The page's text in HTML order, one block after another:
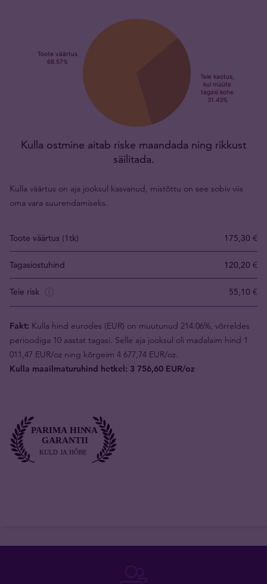
Kulla ostmine aitab riske maandada ning rikkust
säilitada.
Kulla väärtus on aja jooksul kasvanud, mistõttu on see sobiv viis
oma vara suurendamiseks.
Toote väärtus (1tk) 175,30 €
Tagasiostuhind 120,20 €
Teie risk 55,10 €
Fakt: Kulla hind eurodes (EUR) on muutunud 214.06%, võrreldes
perioodiga 10 aastat tagasi. Selle aja jooksul oli madalaim hind 1
011,47 EUR/oz ning kõrgeim 4 677,74 EUR/oz.
Kulla maailmaturuhind hetkel: 3 756,60 EUR/oz